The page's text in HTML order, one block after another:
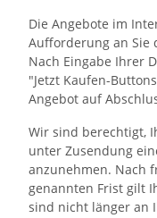
Die Angebote im
Aufforderung an Sie
Nach Eingabe Ihrer
"Jetzt Kaufen-
Angebot auf
Wir sind berechtigt,
unter Zusendung
anzunehmen. Nach
genannten Frist gilt
sind nicht länger an